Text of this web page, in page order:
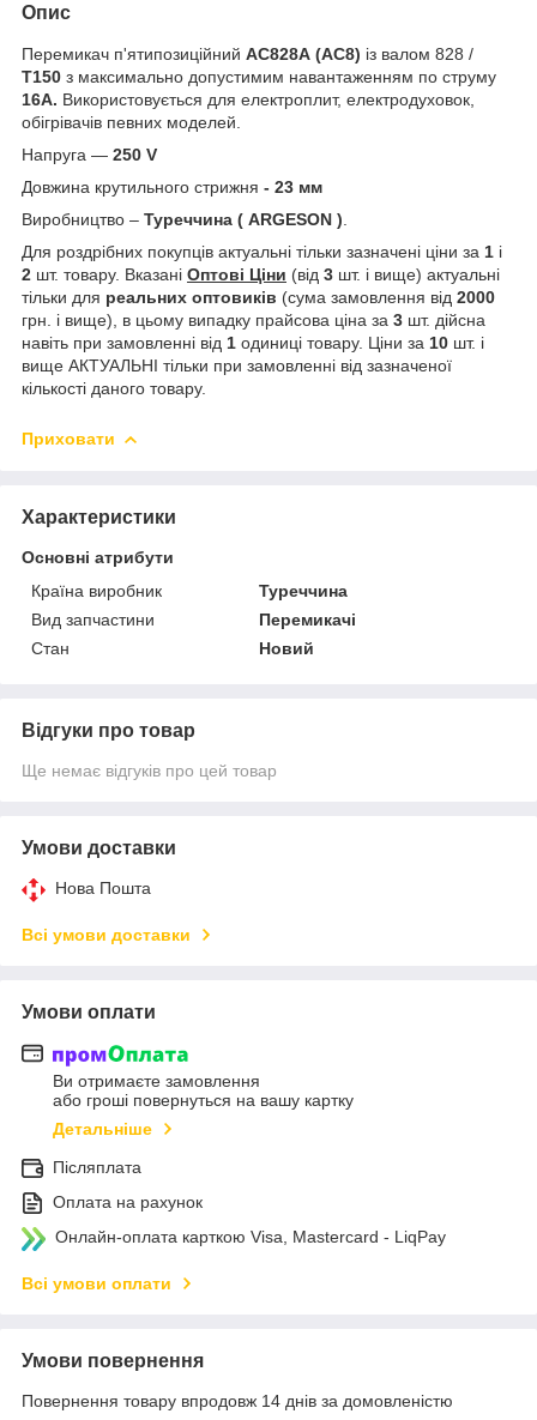
Опис
Перемикач п'ятипозиційний АС828А (AC8) із валом 828 /
Т150 з максимально допустимим навантаженням по струму
16А. Використовується для електроплит, електродуховок,
обігрівачів певних моделей.
Напруга ― 250 V
Довжина крутильного стрижня - 23 мм
Виробництво – Туреччина ( ARGESON )
Для роздрібних покупців актуальні тільки зазначені ціни за 1 і
2 шт. товару. Вказані Оптові Ціни (від 3 шт. і вище) актуальні
тільки для реальних оптовиків (сума замовлення від 2000
грн. і вище), в цьому випадку прайсова ціна за 3 шт. дійсна
навіть при замовленні від 1 одиниці товару. Ціни за 10 шт. і
вище АКТУАЛЬНІ тільки при замовленні від зазначеної
кількості даного товару.
Приховати
Характеристики
Основні атрибути
Країна виробник
Туреччина
Вид запчастини
Перемикачі
Стан
Новий
Відгуки про товар
Ще немає відгуків про цей товар
Умови доставки
Нова Пошта
Всі умови доставки
Умови оплати
Ви отримаєте замовлення
або гроші повернуться на вашу картку
Детальніше
Післяплата
Оплата на рахунок
Онлайн-оплата карткою Visa, Mastercard - LiqPay
Всі умови оплати
Умови повернення
Повернення товару впродовж 14 днів за домовленістю